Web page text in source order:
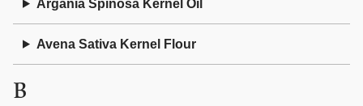
Argania Spinosa Kernel Oil
Avena Sativa Kernel Flour
B